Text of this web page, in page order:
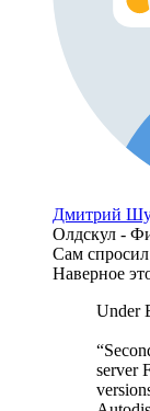
Дмитрий
Олдскул -
Сам
Наверное
Under
server